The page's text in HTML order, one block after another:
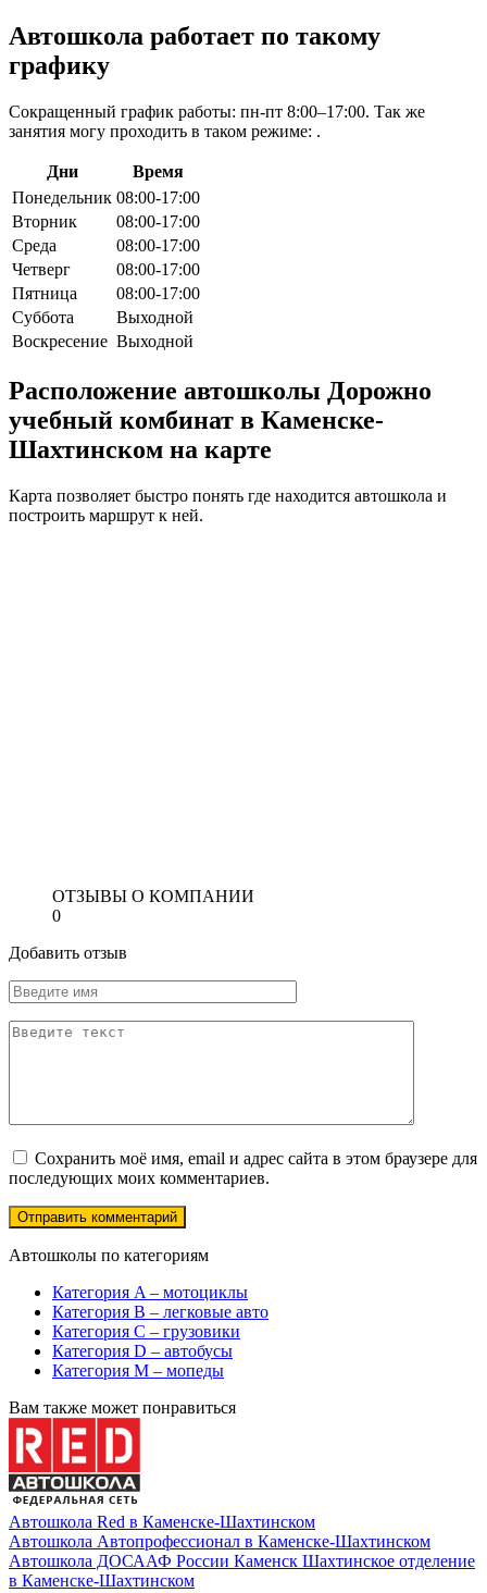
Автошкола работает по такому
графику
Сокращенный график работы: пн-пт 8:00–17:00. Так же
занятия могу проходить в таком режиме: .
Дни
Время
Понедельник 08:00-17:00
Вторник
08:00-17:00
Среда
08:00-17:00
Четверг
08:00-17:00
Пятница
08:00-17:00
Суббота
Выходной
Воскресение Выходной
Расположение автошколы Дорожно
учебный комбинат в Каменске-
Шахтинском на карте
Карта позволяет быстро понять где находится автошкола и
построить маршрут к ней.
ОТЗЫВЫ О КОМПАНИИ
0
Добавить отзыв
Сохранить моё имя, email и адрес сайта в этом браузере для
последующих моих комментариев.
Автошколы по категориям
Категория A – мотоциклы
Категория B – легковые авто
Категория C – грузовики
Категория D – автобусы
Категория M – мопеды
Вам также может понравиться
Автошкола Red в Каменске-Шахтинском
Автошкола Автопрофессионал в Каменске-Шахтинском
Автошкола ДОСААФ России Каменск Шахтинское отделение
в Каменске-Шахтинском